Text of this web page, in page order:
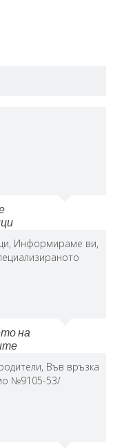
Информираме ви,
на
Във връзка
№9105-53/